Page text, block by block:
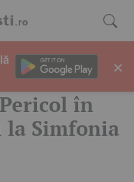
în
Simfonia
×